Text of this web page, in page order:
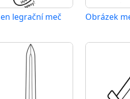
legrační meč Obrázek